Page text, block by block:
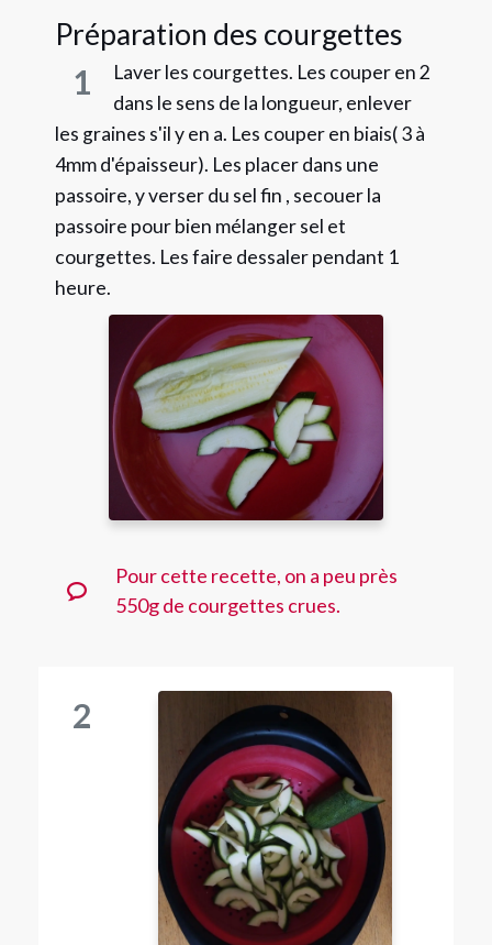
Préparation des courgettes
1
Laver les courgettes. Les couper en 2
dans le sens de la longueur, enlever
les graines s'il y en a. Les couper en biais( 3 à
4mm d'épaisseur). Les placer dans une
passoire, y verser du sel fin , secouer la
passoire pour bien mélanger sel et
courgettes. Les faire dessaler pendant 1
heure.
Pour cette recette, on a peu près
550g de courgettes crues.
2